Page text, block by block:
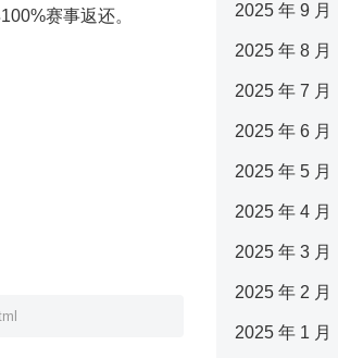
赛事返还。 2025 年 9 月
2025 年 8 月
2025 年 7 月
2025 年 6 月
2025 年 5 月
2025 年 4 月
2025 年 3 月
2025 年 2 月
2025 年 1 月